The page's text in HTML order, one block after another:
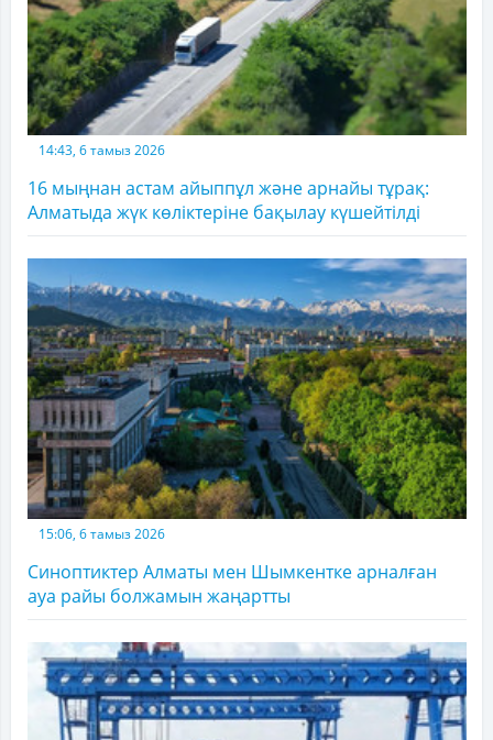
14:43, 6 тамыз 2026
16 мыңнан астам айыппұл және арнайы тұрақ:
Алматыда жүк көліктеріне бақылау күшейтілді
15:06, 6 тамыз 2026
Синоптиктер Алматы мен Шымкентке арналған
ауа райы болжамын жаңартты